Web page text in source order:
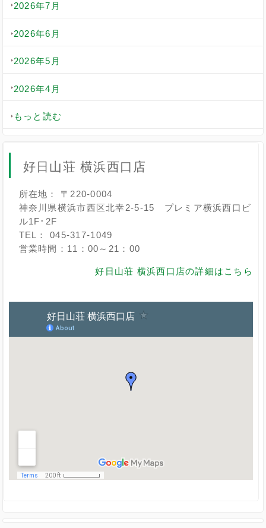
2026年7月
2026年6月
2026年5月
2026年4月
もっと読む
好日山荘 横浜西口店
所在地： 〒220-0004
神奈川県横浜市西区北幸2-5-15 プレミア横浜西口ビ
ル1F･2F
TEL： 045-317-1049
営業時間：11：00～21：00
好日山荘 横浜西口店の詳細はこちら